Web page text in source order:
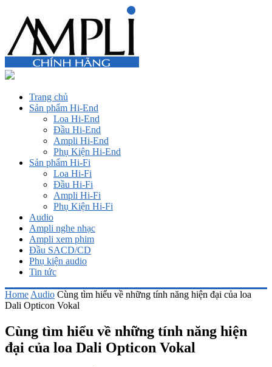
Trang chủ
Sản phẩm Hi-End
Loa Hi-End
Đầu Hi-End
Ampli Hi-End
Phụ Kiện Hi-End
Sản phẩm Hi-Fi
Loa Hi-Fi
Đầu Hi-Fi
Ampli Hi-Fi
Phụ Kiện Hi-Fi
Audio
Ampli nghe nhạc
Ampli xem phim
Đầu SACD/CD
Phụ kiện audio
Tin tức
Home Audio Cùng tìm hiểu về những tính năng hiện đại của loa
Dali Opticon Vokal
Cùng tìm hiểu về những tính năng hiện
đại của loa Dali Opticon Vokal